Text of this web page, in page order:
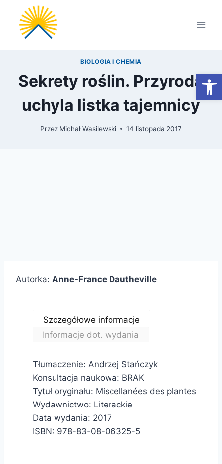
Przejdź
treści
BIOLOGIA I CHEMIA
Sekrety roślin. Przyroda
uchyla listka tajemnicy
Przez Michał Wasilewski 14 listopada 2017
Autorka: Anne-France Dautheville
Szczegółowe informacje
Informacje dot. wydania
Tłumaczenie: Andrzej Stańczyk
Konsultacja naukowa: BRAK
Tytuł oryginału: Miscellanées des plantes
Wydawnictwo: Literackie
Data wydania: 2017
ISBN: 978-83-08-06325-5